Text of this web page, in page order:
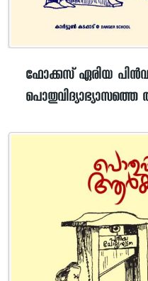
ഫോക്കസ് ഏരിയ
പൊതുവിദ്യാഭ്യാസത്തെ